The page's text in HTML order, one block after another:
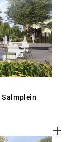
Salmplein